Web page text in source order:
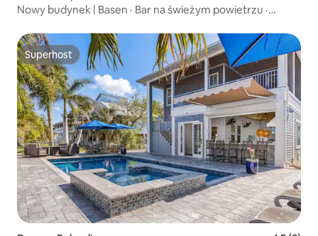
Nowy budynek | Basen · Bar na świeżym powietrzu ·
Superhost
Superhost